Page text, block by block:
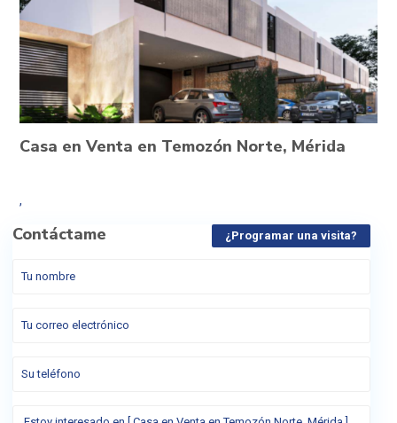
Casa en Venta en Temozón Norte, Mérida
,
Contáctame ¿Programar una visita?